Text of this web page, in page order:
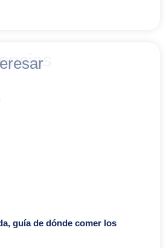
guía de dónde comer los